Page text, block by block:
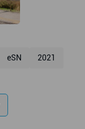
eSN 2021